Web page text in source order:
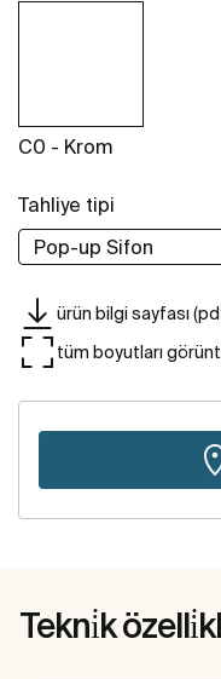
C0 - Krom
Tahliye tipi
ürün bilgi sayfası
tüm boyutları
Tekni̇k